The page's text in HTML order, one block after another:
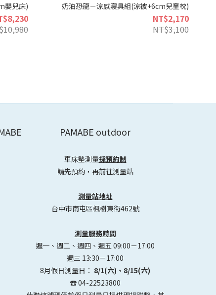
嬰兒床) 奶油恐龍－涼感寢具組(涼被+6cm兒童枕)
NT$2,170
NT$3,100
PAMABE outdoor
車床墊測量採預約制
請先預約，再前往測量站
測量站地址
台中市南屯區楓樹東街462號
測量服務時間
週一、週二、週四、週五 09:00－17:00
週三 13:30－17:00
8月假日測量日： 8/1(六)、8/15(六)
☎️ 04-22523800